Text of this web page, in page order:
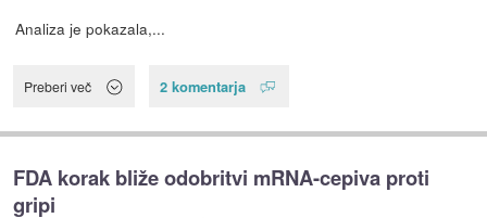
Analiza je pokazala,...
Preberi več 2 komentarja
FDA korak bliže odobritvi mRNA-cepiva proti
gripi